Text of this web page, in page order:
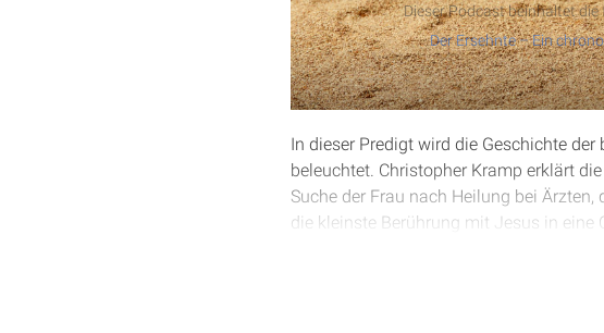
Dieser Podcast beinhaltet die
In dieser Predigt wird die Geschichte
beleuchtet. Christopher Kramp erklärt
Suche der Frau nach Heilung bei
die kleinste Berührung mit Jesus in eine
bewirken können als alle menschlichen